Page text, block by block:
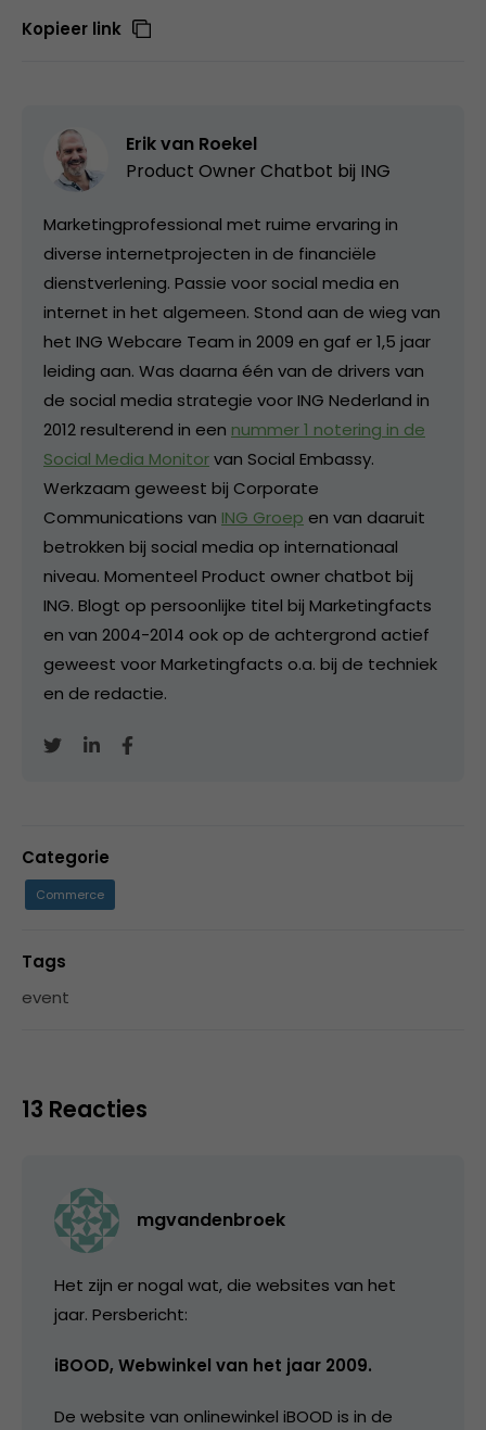
Kopieer link
Erik van Roekel
Product Owner Chatbot bij ING
Marketingprofessional met ruime ervaring in
diverse internetprojecten in de financiële
dienstverlening. Passie voor social media en
internet in het algemeen. Stond aan de wieg van
het ING Webcare Team in 2009 en gaf er 1,5 jaar
leiding aan. Was daarna één van de drivers van
de social media strategie voor ING Nederland in
2012 resulterend in een nummer 1 notering in de
Social Media Monitorvan Social Embassy.
Werkzaam geweest bij Corporate
Communications van ING Groep en van daaruit
betrokken bij social media op internationaal
niveau. Momenteel Product owner chatbot bij
ING. Blogt op persoonlijke titel bij Marketingfacts
en van 2004-2014 ook op de achtergrond actief
geweest voor Marketingfacts o.a. bij de techniek
en de redactie.
Categorie
Commerce
Tags
event
13 Reacties
mgvandenbroek
Het zijn er nogal wat, die websites van het
jaar. Persbericht:
iBOOD, Webwinkel van het jaar 2009.
De website van onlinewinkel iBOOD is in de